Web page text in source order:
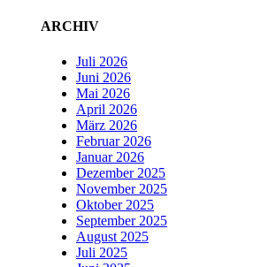
ARCHIV
Juli 2026
Juni 2026
Mai 2026
April 2026
März 2026
Februar 2026
Januar 2026
Dezember 2025
November 2025
Oktober 2025
September 2025
August 2025
Juli 2025